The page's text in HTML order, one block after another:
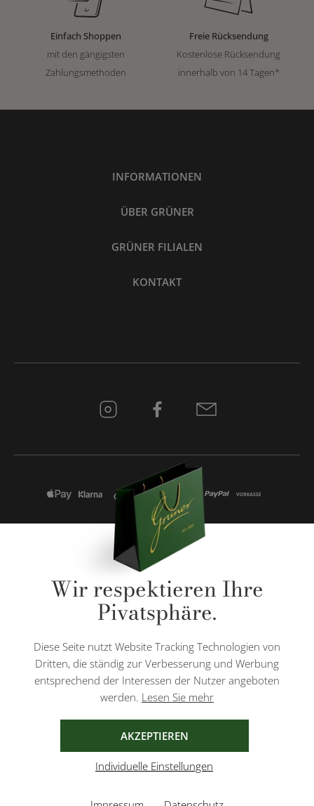
Einfach Shoppen
mit den gängigsten
Zahlungsmethoden
Freie Rücksendung
Kostenlose Rücksendung
innerhalb von 14 Tagen*
INFORMATIONEN
ÜBER GRÜNER
GRÜNER FILIALEN
KONTAKT
* Alle Preise inkl. gesetzl. Mehrwertsteuer zzgl.
Nachnahmegebühren, wenn nicht anders angegeben.
Diese Website ist durch reCAPTCHA geschützt und es gelten die
Wir respektieren Ihre
Pivatsphäre.
Diese Seite nutzt Website Tracking Technologien von
Dritten, die ständig zur Verbesserung und Werbung
entsprechend der Interessen der Nutzer angeboten
werden. Lesen Sie mehr
AKZEPTIEREN
Individuelle Einstellungen